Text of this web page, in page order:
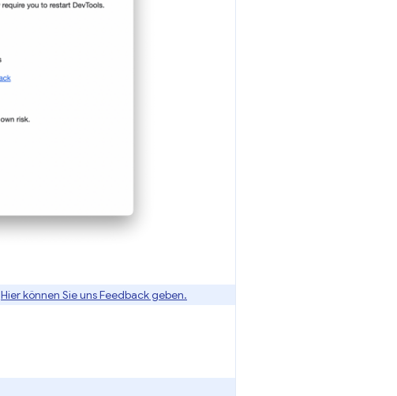
Hier können Sie uns Feedback geben.